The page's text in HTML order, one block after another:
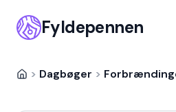
Fyldepennen
> Dagbøger > Forbrændinger og